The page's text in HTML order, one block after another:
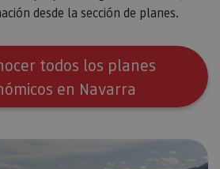
desde la sección de planes.
todos los planes
en Navarra